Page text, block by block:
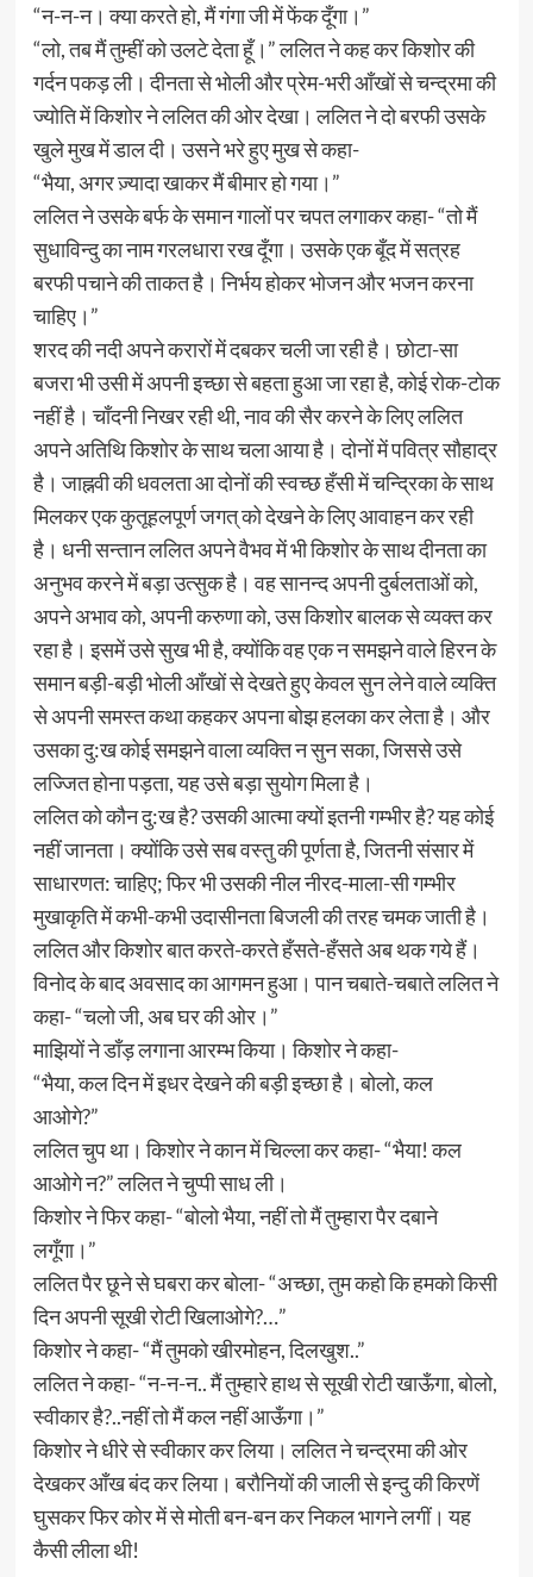
“न-न-न। क्या करते हो, मैं गंगा जी में फेंक दूँगा।”
“लो, तब मैं तुम्हीं को उलटे देता हूँ।” ललित ने कह कर किशोर की
गर्दन पकड़ ली। दीनता से भोली और प्रेम-भरी आँखों से चन्द्रमा की
ज्योति में किशोर ने ललित की ओर देखा। ललित ने दो बरफी उसके
खुले मुख में डाल दी। उसने भरे हुए मुख से कहा-
“भैया, अगर ज़्यादा खाकर मैं बीमार हो गया।”
ललित ने उसके बर्फ के समान गालों पर चपत लगाकर कहा- “तो मैं
सुधाविन्दु का नाम गरलधारा रख दूँगा। उसके एक बूँद में सत्रह
बरफी पचाने की ताकत है। निर्भय होकर भोजन और भजन करना
चाहिए।”
शरद की नदी अपने करारों में दबकर चली जा रही है। छोटा-सा
बजरा भी उसी में अपनी इच्छा से बहता हुआ जा रहा है, कोई रोक-टोक
नहीं है। चाँदनी निखर रही थी, नाव की सैर करने के लिए ललित
अपने अतिथि किशोर के साथ चला आया है। दोनों में पवित्र सौहाद्र
है। जाह्नवी की धवलता आ दोनों की स्वच्छ हँसी में चन्द्रिका के साथ
मिलकर एक कुतूहलपूर्ण जगत् को देखने के लिए आवाहन कर रही
है। धनी सन्तान ललित अपने वैभव में भी किशोर के साथ दीनता का
अनुभव करने में बड़ा उत्सुक है। वह सानन्द अपनी दुर्बलताओं को,
अपने अभाव को, अपनी करुणा को, उस किशोर बालक से व्यक्त कर
रहा है। इसमें उसे सुख भी है, क्योंकि वह एक न समझने वाले हिरन के
समान बड़ी-बड़ी भोली आँखों से देखते हुए केवल सुन लेने वाले व्यक्ति
से अपनी समस्त कथा कहकर अपना बोझ हलका कर लेता है। और
उसका दु:ख कोई समझने वाला व्यक्ति न सुन सका, जिससे उसे
लज्जित होना पड़ता, यह उसे बड़ा सुयोग मिला है।
ललित को कौन दु:ख है? उसकी आत्मा क्यों इतनी गम्भीर है? यह कोई
नहीं जानता। क्योंकि उसे सब वस्तु की पूर्णता है, जितनी संसार में
साधारणत: चाहिए; फिर भी उसकी नील नीरद-माला-सी गम्भीर
मुखाकृति में कभी-कभी उदासीनता बिजली की तरह चमक जाती है।
ललित और किशोर बात करते-करते हँसते-हँसते अब थक गये हैं।
विनोद के बाद अवसाद का आगमन हुआ। पान चबाते-चबाते ललित ने
कहा- “चलो जी, अब घर की ओर।”
माझियों ने डाँड़ लगाना आरम्भ किया। किशोर ने कहा-
“भैया, कल दिन में इधर देखने की बड़ी इच्छा है। बोलो, कल
आओगे?”
ललित चुप था। किशोर ने कान में चिल्ला कर कहा- “भैया! कल
आओगे न?” ललित ने चुप्पी साध ली।
किशोर ने फिर कहा- “बोलो भैया, नहीं तो मैं तुम्हारा पैर दबाने
लगूँगा।”
ललित पैर छूने से घबरा कर बोला- “अच्छा, तुम कहो कि हमको किसी
दिन अपनी सूखी रोटी खिलाओगे?…”
किशोर ने कहा- “मैं तुमको खीरमोहन, दिलखुश..”
ललित ने कहा- “न-न-न.. मैं तुम्हारे हाथ से सूखी रोटी खाऊँगा, बोलो,
स्वीकार है?..नहीं तो मैं कल नहीं आऊँगा।”
किशोर ने धीरे से स्वीकार कर लिया। ललित ने चन्द्रमा की ओर
देखकर आँख बंद कर लिया। बरौनियों की जाली से इन्दु की किरणें
घुसकर फिर कोर में से मोती बन-बन कर निकल भागने लगीं। यह
कैसी लीला थी!